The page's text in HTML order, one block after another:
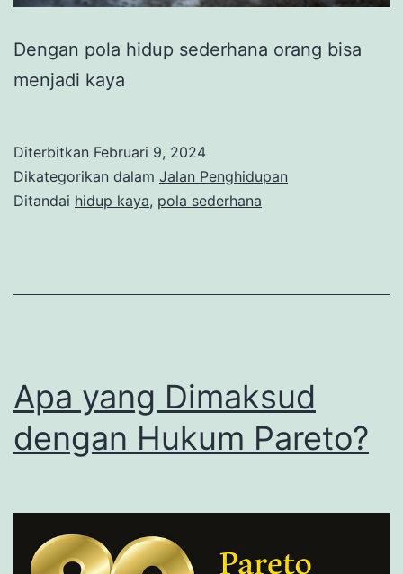
Dengan pola hidup sederhana orang bisa
menjadi kaya
Diterbitkan Februari 9, 2024
Dikategorikan dalam Jalan Penghidupan
Ditandai hidup kaya, pola sederhana
Apa yang Dimaksud
dengan Hukum Pareto?